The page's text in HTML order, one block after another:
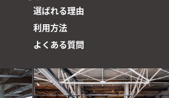
選ばれる理由
利用方法
よくある質問